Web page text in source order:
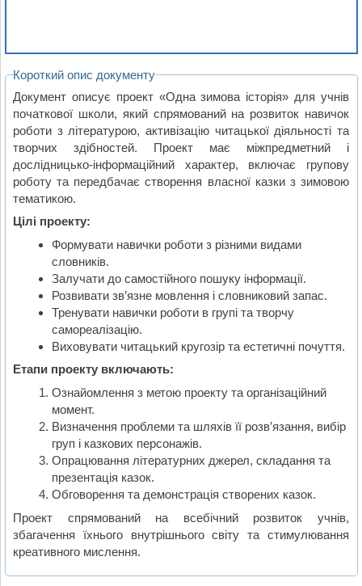
Короткий опис документу
Документ описує проект «Одна зимова історія» для учнів
початкової школи, який спрямований на розвиток навичок
роботи з літературою, активізацію читацької діяльності та
творчих здібностей. Проект має міжпредметний і
дослідницько-інформаційний характер, включає групову
роботу та передбачає створення власної казки з зимовою
тематикою.
Цілі проекту:
Формувати навички роботи з різними видами
словників.
Залучати до самостійного пошуку інформації.
Розвивати зв’язне мовлення і словниковий запас.
Тренувати навички роботи в групі та творчу
самореалізацію.
Виховувати читацький кругозір та естетичні почуття.
Етапи проекту включають:
Ознайомлення з метою проекту та організаційний
момент.
Визначення проблеми та шляхів її розв’язання, вибір
груп і казкових персонажів.
Опрацювання літературних джерел, складання та
презентація казок.
Обговорення та демонстрація створених казок.
Проект спрямований на всебічний розвиток учнів,
збагачення їхнього внутрішнього світу та стимулювання
креативного мислення.